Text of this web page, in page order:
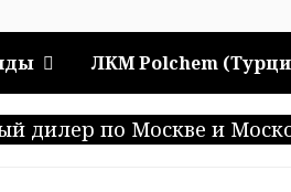
ЛКМ Polchem
дилер по Москве и